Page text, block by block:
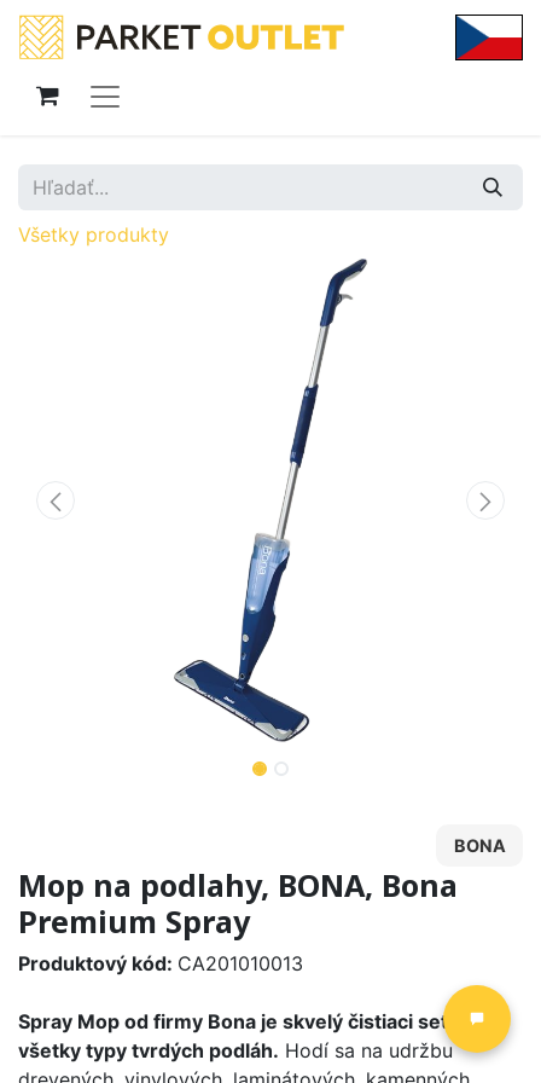
Všetky produkty
BONA
Mop na podlahy, BONA, Bona
Premium Spray
Produktový kód: CA201010013
Spray Mop od firmy Bona je skvelý čistiaci set na
všetky typy tvrdých podláh. Hodí sa na udržbu